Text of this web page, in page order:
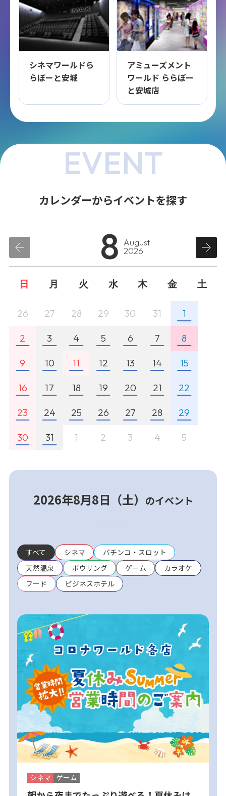
シネマワールドら
らぽーと安城
アミューズメント
ワールド ららぽー
と安城店
EVENT
カレンダーからイベントを探す
8 August
2026
日 月 火 水 木 金 土
26 27 28 29 30 31 1
2 3 4 5 6 7 8
9 10 11 12 13 14 15
16 17 18 19 20 21 22
23 24 25 26 27 28 29
30 31 1 2 3 4 5
2026年8月8日（土） のイベント
すべて シネマ
パチンコ・スロット
天然温泉
ボウリング ゲーム
カラオケ
フード
ビジネスホテル
シネマ ゲーム